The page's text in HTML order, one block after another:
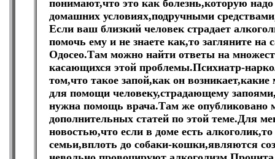
понимают,что это как болезнь,которую
домашних условиях,подручными
Если ваш близкий человек страдает
помочь ему и не знаете как,то загляните на
Одосео.Там можно найти ответы на
касающихся этой проблемы.Психиатр-
том,что такое запой,как он
для помощи человеку,страдающему
нужна помощь врача.Там же опубликовано
дополнительных статей по этой теме.Для
новостью,что если в доме есть
семьи,вплоть до собаки-кошки,являются